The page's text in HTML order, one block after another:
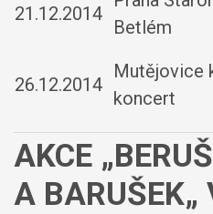
21.12.2014
Betlém
26.12.2014
Mutějovice
koncert
AKCE
A BARUŠEK„